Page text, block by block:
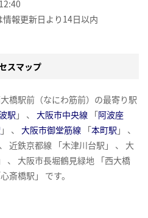
報更新日より14日以内
スマップ
橋駅前（なにわ筋前）の最寄り駅
駅 」 、 大阪市中央線 「阿波座
」 、 大阪市御堂筋線 「本町駅 」 、
近鉄京都線 「木津川台駅」 、 大
、 大阪市長堀鶴見緑地 「西大橋
斎橋駅」 です。